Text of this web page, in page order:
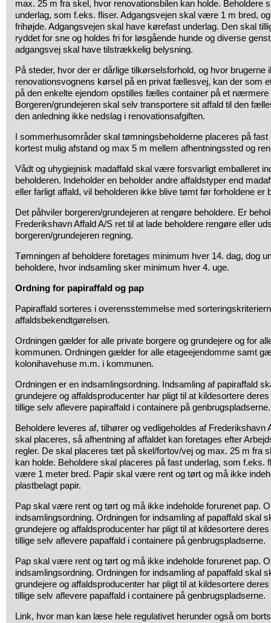
max. 25 m fra skel, hvor renovationsbilen kan holde. Beholdere
underlag, som f.eks. fliser. Adgangsvejen skal være 1 m bred,
frihøjde. Adgangsvejen skal have kørefast underlag. Den skal
ryddet for sne og holdes fri for løsgående hunde og diverse
adgangsvej skal have tilstrækkelig belysning.
På steder, hvor der er dårlige tilkørselsforhold, og hvor brugerne
renovationsvognens kørsel på en privat fællesvej, kan der som
på den enkelte ejendom opstilles fælles container på et nærmere
Borgeren/grundejeren skal selv transportere sit affald til den
den anledning ikke nedslag i renovationsafgiften.
I sommerhusområder skal tømningsbeholderne placeres på fast
kortest mulig afstand og max 5 m mellem afhentningssted og
Vådt og uhygiejnisk madaffald skal være forsvarligt emballeret
beholderen. Indeholder en beholder andre affaldstyper end
eller farligt affald, vil beholderen ikke blive tømt før forholdene er
Det påhviler borgeren/grundejeren at rengøre beholdere. Er
Frederikshavn Affald A/S ret til at lade beholdere rengøre eller
borgeren/grundejeren regning.
Tømningen af beholdere foretages minimum hver 14. dag, dog
beholdere, hvor indsamling sker minimum hver 4. uge.
Ordning for papiraffald og pap
Papiraffald sorteres i overensstemmelse med
affaldsbekendtgørelsen.
Ordningen gælder for alle private borgere og grundejere og for
kommunen. Ordningen gælder for alle etageejendomme samt
kolonihavehuse m.m. i kommunen.
Ordningen er en indsamlingsordning. Indsamling af papiraffald
grundejere og affaldsproducenter har pligt til at kildesortere
tillige selv aflevere papiraffald i containere på genbrugspladserne.
Beholdere leveres af, tilhører og vedligeholdes af Frederikshavn
skal placeres, så afhentning af affaldet kan foretages efter
regler. De skal placeres tæt på skel/fortov/vej og max. 25 m fra
kan holde. Beholdere skal placeres på fast underlag, som f.eks.
være 1 meter bred. Papir skal være rent og tørt og må ikke
plastbelagt papir.
Pap skal være rent og tørt og må ikke indeholde forurenet pap.
indsamlingsordning. Ordningen for indsamling af papaffald skal
grundejere og affaldsproducenter har pligt til at kildesortere
tillige selv aflevere papaffald i containere på genbrugspladserne.
Pap skal være rent og tørt og må ikke indeholde forurenet pap.
indsamlingsordning. Ordningen for indsamling af papaffald skal
grundejere og affaldsproducenter har pligt til at kildesortere
tillige selv aflevere papaffald i containere på genbrugspladserne.
Link, hvor man kan læse hele regulativet herunder også om